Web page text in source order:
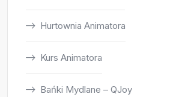
Hurtownia Animatora
Kurs Animatora
Bańki Mydlane – QJoy